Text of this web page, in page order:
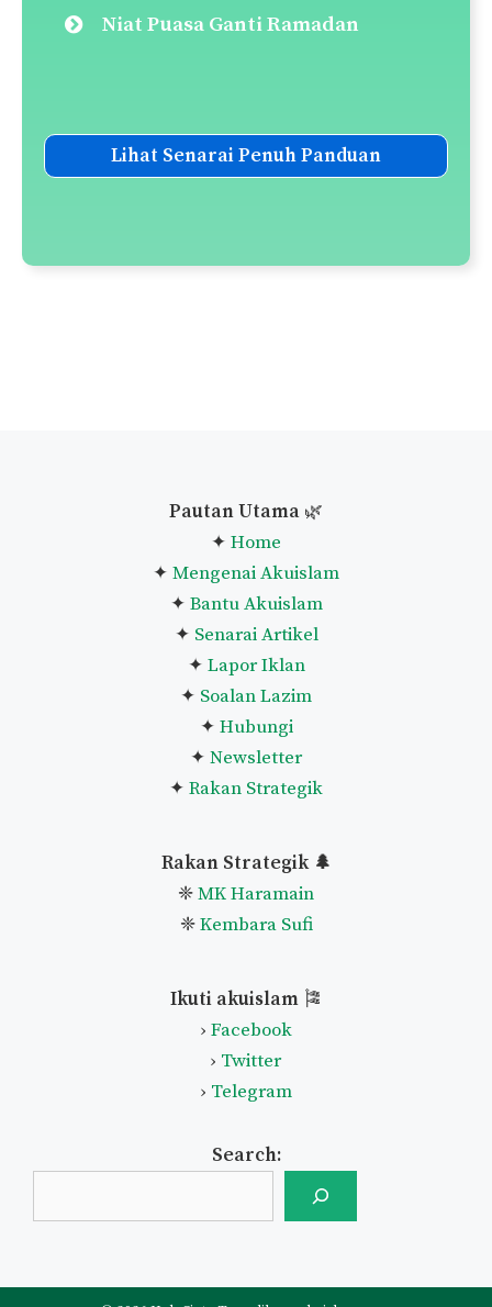
Niat Puasa Ganti Ramadan
Lihat Senarai Penuh Panduan
Pautan Utama 🌿
✦ Home
✦ Mengenai Akuislam
✦ Bantu Akuislam
✦ Senarai Artikel
✦ Lapor Iklan
✦ Soalan Lazim
✦ Hubungi
✦ Newsletter
✦ Rakan Strategik
Rakan Strategik 🌲
❈MK Haramain
❈Kembara Sufi
Ikuti akuislam 🎏
› Facebook
› Twitter
› Telegram
Search: